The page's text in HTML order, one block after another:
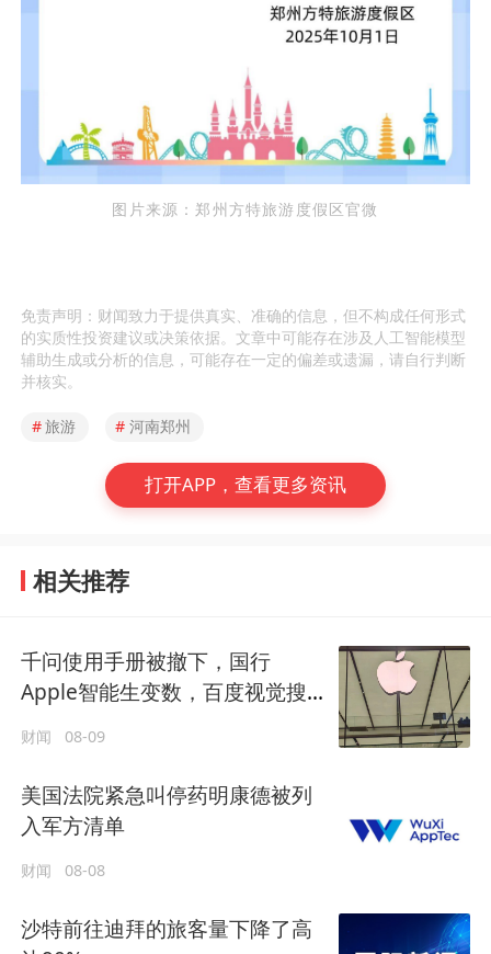
图片来源：郑州方特旅游度假区官微
免责声明：财闻致力于提供真实、准确的信息，但不构成任何形式
的实质性投资建议或决策依据。文章中可能存在涉及人工智能模型
辅助生成或分析的信息，可能存在一定的偏差或遗漏，请自行判断
并核实。
#旅游 # 河南郑州
打开APP，查看更多资讯
相关推荐
千问使用手册被撤下，国行
Apple智能生变数，百度视觉搜
财闻 08-09
美国法院紧急叫停药明康德被列
入军方清单
财闻 08-08
沙特前往迪拜的旅客量下降了高